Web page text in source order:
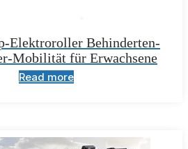
Elektroroller Behinderten-
Mobilität für Erwachsene
Read more